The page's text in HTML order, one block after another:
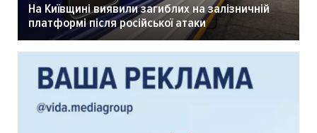
На Київщині виявили загиблих на залізничній
платформі після російської атаки